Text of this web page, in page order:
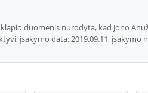
duomenis nurodyta, kad Jono
įsakymo data: 2019.09.11, įsakymo